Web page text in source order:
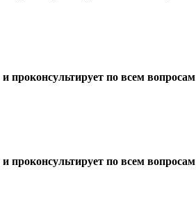
и проконсультирует по всем вопросам
и проконсультирует по всем вопросам